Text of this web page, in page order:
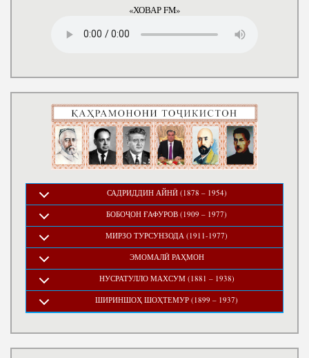
«ХОВАР FM»
САДРИДДИН АЙНӢ (1878 – 1954)
БОБОҶОН ҒАФУРОВ (1909 – 1977)
МИРЗО ТУРСУНЗОДА (1911-1977)
ЭМОМАЛӢ РАҲМОН
НУСРАТУЛЛО МАХСУМ (1881 – 1938)
ШИРИНШОҲ ШОҲТЕМУР (1899 – 1937)